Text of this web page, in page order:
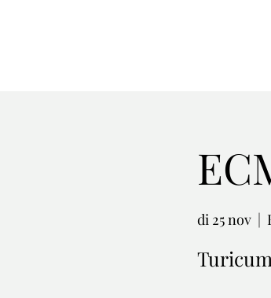
di 25 nov
  |